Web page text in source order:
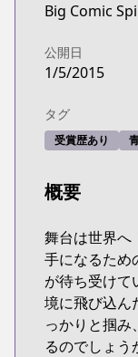
Big Comic
公開日
1/5/2015
タグ
受賞歴あり
概要
舞台は世界へ
手になるため
が待ち受けて
境に飛び込ん
っかりと掴み
るのでしょう